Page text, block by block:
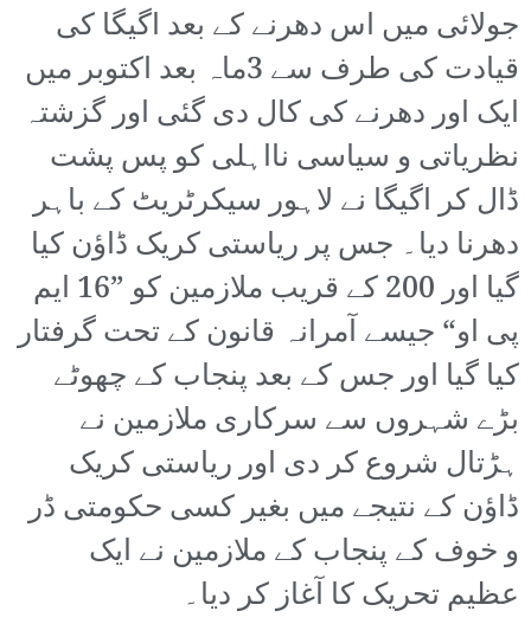
جولائی میں اس دھرنے کے بعد اگیگا کی
قیادت کی طرف سے 3ماہ بعد اکتوبر میں
ایک اور دھرنے کی کال دی گئی اور گزشتہ
نظریاتی و سیاسی نااہلی کو پس پشت
ڈال کر اگیگا نے لاہور سیکرٹریٹ کے باہر
دھرنا دیا۔ جس پر ریاستی کریک ڈاؤن کیا
گیا اور 200 کے قریب ملازمین کو ”16 ایم
پی او“ جیسے آمرانہ قانون کے تحت گرفتار
کیا گیا اور جس کے بعد پنجاب کے چھوٹے
بڑے شہروں سے سرکاری ملازمین نے
ہڑتال شروع کر دی اور ریاستی کریک
ڈاؤن کے نتیجے میں بغیر کسی حکومتی ڈر
و خوف کے پنجاب کے ملازمین نے ایک
عظیم تحریک کا آغاز کر دیا۔